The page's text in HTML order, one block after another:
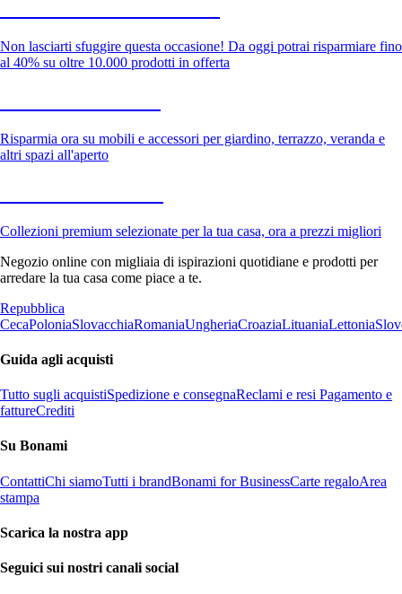
Non lasciarti sfuggire questa occasione! Da oggi potrai risparmiare fino
al 40% su oltre 10.000 prodotti in offerta
Risparmia ora su mobili e accessori per giardino, terrazzo, veranda e
altri spazi all'aperto
Collezioni premium selezionate per la tua casa, ora a prezzi migliori
Negozio online con migliaia di ispirazioni quotidiane e prodotti per
arredare la tua casa come piace a te.
Repubblica
CecaPoloniaSlovacchiaRomaniaUngheriaCroaziaLituaniaLettonia
Guida agli acquisti
Tutto sugli acquistiSpedizione e consegnaReclami e resi Pagamento e
fattureCrediti
Su Bonami
ContattiChi siamoTutti i brandBonami for BusinessCarte regaloArea
stampa
Scarica la nostra app
Seguici sui nostri canali social